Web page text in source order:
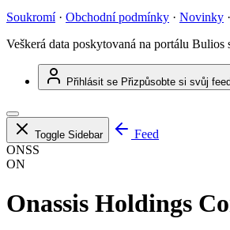
Soukromí · Obchodní podmínky · Novinky ·
Veškerá data poskytovaná na portálu
Přihlásit se Přizpůsobte si svůj feed
Toggle Sidebar
Feed
ONSS
ON
Onassis Holdings